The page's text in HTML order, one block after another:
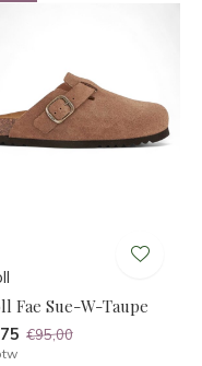
Fae Sue-W-Taupe
€95,00